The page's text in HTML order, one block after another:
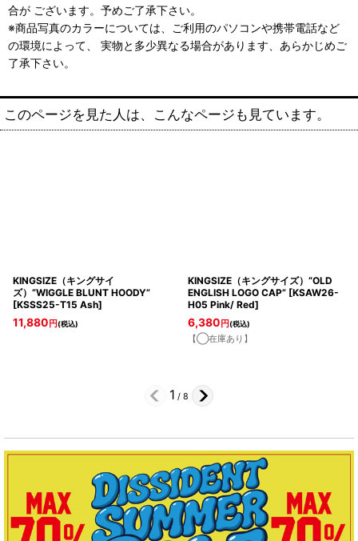
合が ございます。予めご了承下さい。
※商品写真のカラーについては、ご利用のパソコンや携帯電話など
の環境によって、 実物と多少異なる場合があります、あらかじめご
了承下さい。
このページを見た人は、こんなページも見ています。
KINGSIZE（キングサイ
ズ）“WIGGLE BLUNT HOODY”
[KSSS25-T15 Ash]
11,880 円(税込)
KINGSIZE（キングサイズ）“OLD
ENGLISH LOGO CAP” [KSAW26-
H05 Pink/ Red]
6,380 円(税込)
【◯在庫あり】
1 / 8